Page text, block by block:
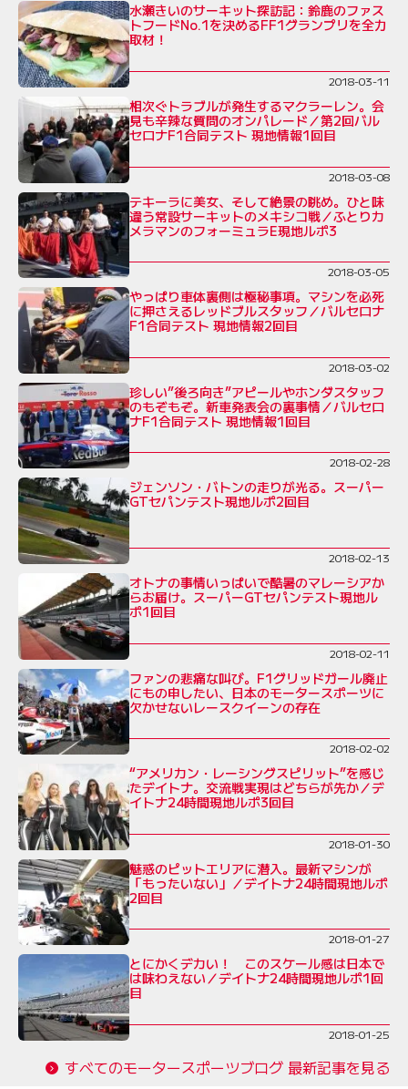
水瀬きいのサーキット探訪記：鈴鹿のファス
トフードNo.1を決めるFF1グランプリを全力
取材！
2018-03-11
相次ぐトラブルが発生するマクラーレン。会
見も辛辣な質問のオンパレード／第2回バル
セロナF1合同テスト 現地情報1回目
2018-03-08
テキーラに美女、そして絶景の眺め。ひと味
違う常設サーキットのメキシコ戦／ふとりカ
メラマンのフォーミュラE現地ルポ3
2018-03-05
やっぱり車体裏側は極秘事項。マシンを必死
に押さえるレッドブルスタッフ／バルセロナ
F1合同テスト 現地情報2回目
2018-03-02
珍しい”後ろ向き”アピールやホンダスタッフ
のもぞもぞ。新車発表会の裏事情／バルセロ
ナF1合同テスト 現地情報1回目
2018-02-28
ジェンソン・バトンの走りが光る。スーパー
GTセパンテスト現地ルポ2回目
2018-02-13
オトナの事情いっぱいで酷暑のマレーシアか
らお届け。スーパーGTセパンテスト現地ル
ポ1回目
2018-02-11
ファンの悲痛な叫び。F1グリッドガール廃止
にもの申したい、日本のモータースポーツに
欠かせないレースクイーンの存在
2018-02-02
“アメリカン・レーシングスピリット”を感じ
たデイトナ。交流戦実現はどちらが先か／デ
イトナ24時間現地ルポ3回目
2018-01-30
魅惑のピットエリアに潜入。最新マシンが
「もったいない」／デイトナ24時間現地ルポ
2回目
2018-01-27
とにかくデカい！ このスケール感は日本で
は味わえない／デイトナ24時間現地ルポ1回
目
2018-01-25
すべてのモータースポーツブログ 最新記事を見る